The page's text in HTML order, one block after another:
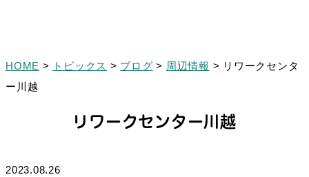
HOME > トピックス > ブログ > 周辺情報 > リワークセンタ
ー川越
リワークセンター川越
2023.08.26